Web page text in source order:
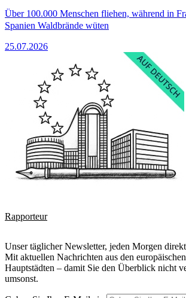
Über 100.000 Menschen fliehen, während in
Spanien Waldbrände wüten
25.07.2026
Rapporteur
Unser täglicher Newsletter, jeden Morgen
Mit aktuellen Nachrichten aus den
Hauptstädten – damit Sie den Überblick nicht
umsonst.